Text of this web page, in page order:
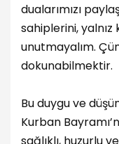
dualarımızı
sahiplerini, yalnız
unutmayalım.
dokunabilmektir.
Bu duygu ve
Kurban
sağlıklı, huzurlu